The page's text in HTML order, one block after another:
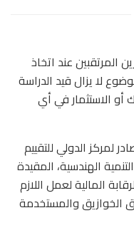
عند اتخاذ
لا يزال قيد الدراسة
أو الاستثمار في أي
لمركز الدولي للتقييم
الهندسية، المقيدة
المالية لعمل اللازم
الخوازيق والمستخدمة